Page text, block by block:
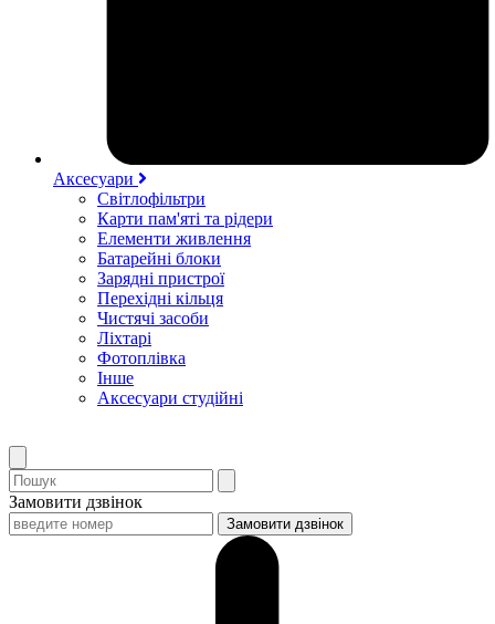
Аксесуари
Світлофільтри
Карти пам'яті та рідери
Елементи живлення
Батарейні блоки
Зарядні пристрої
Перехідні кільця
Чистячі засоби
Ліхтарі
Фотоплівка
Інше
Аксесуари студійні
Замовити дзвінок